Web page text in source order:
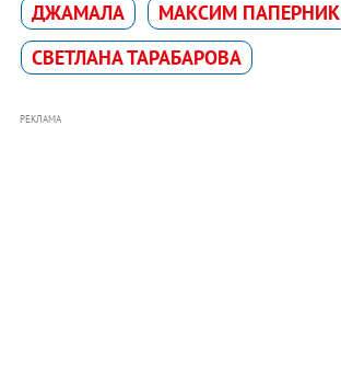
ДЖАМАЛА
МАКСИМ ПАПЕРНИК
СВЕТЛАНА ТАРАБАРОВА
РЕКЛАМА